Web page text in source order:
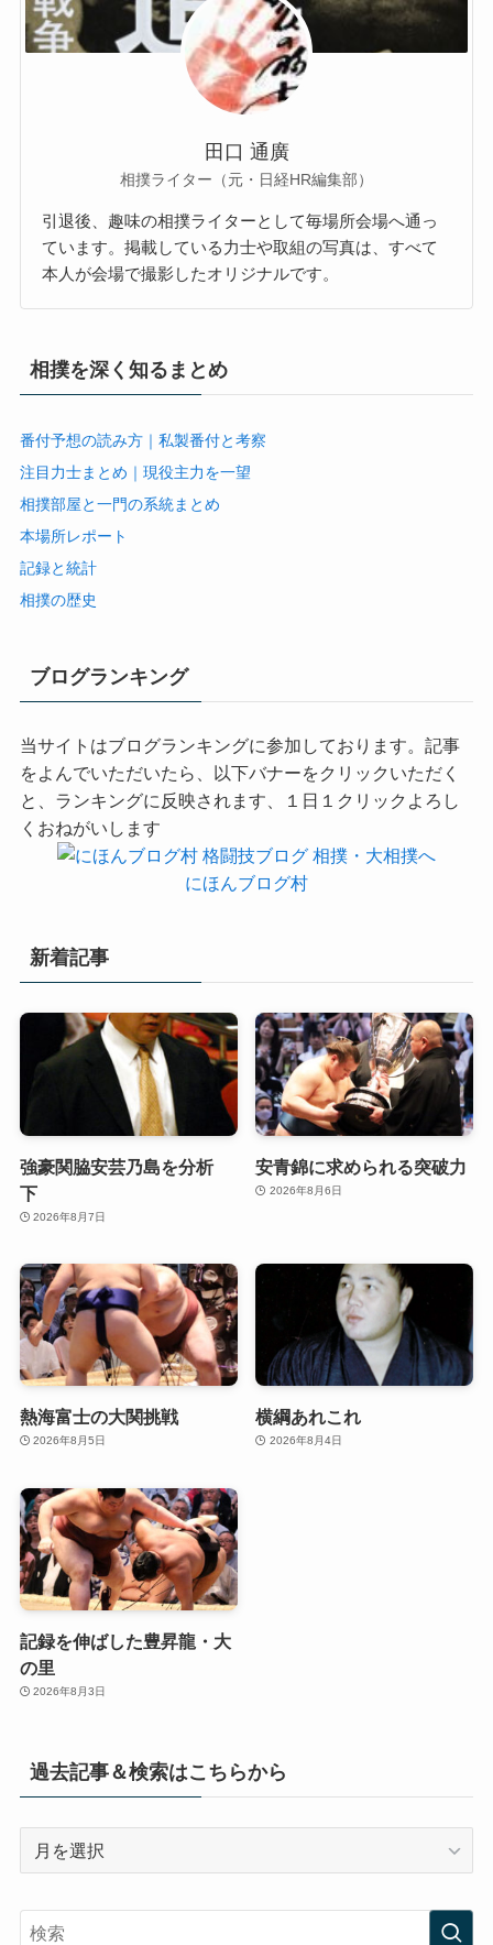
田口 通廣
相撲ライター（元・日経HR編集部）
引退後、趣味の相撲ライターとして毎場所会場へ通っ
ています。掲載している力士や取組の写真は、すべて
本人が会場で撮影したオリジナルです。
相撲を深く知るまとめ
番付予想の読み方｜私製番付と考察
注目力士まとめ｜現役主力を一望
相撲部屋と一門の系統まとめ
本場所レポート
記録と統計
相撲の歴史
ブログランキング
当サイトはブログランキングに参加しております。記事
をよんでいただいたら、以下バナーをクリックいただく
と、ランキングに反映されます、１日１クリックよろし
くおねがいします
にほんブログ村
新着記事
強豪関脇安芸乃島を分析
下
2026年8月7日
安青錦に求められる突破力
2026年8月6日
熱海富士の大関挑戦
2026年8月5日
横綱あれこれ
2026年8月4日
記録を伸ばした豊昇龍・大
の里
2026年8月3日
過去記事＆検索はこちらから
事